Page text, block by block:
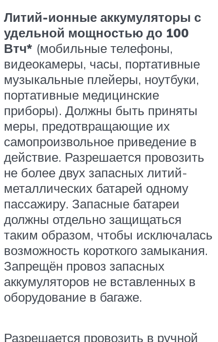
Литий-ионные аккумуляторы с
удельной мощностью до 100
Втч* (мобильные телефоны,
видеокамеры, часы, портативные
музыкальные плейеры, ноутбуки,
портативные медицинские
приборы). Должны быть приняты
меры, предотвращающие их
самопроизвольное приведение в
действие. Разрешается провозить
не более двух запасных литий-
металлических батарей одному
пассажиру. Запасные батареи
должны отдельно защищаться
таким образом, чтобы исключалась
возможность короткого замыкания.
Запрещён провоз запасных
аккумуляторов не вставленных в
оборудование в багаже.
Разрешается провозить в ручной